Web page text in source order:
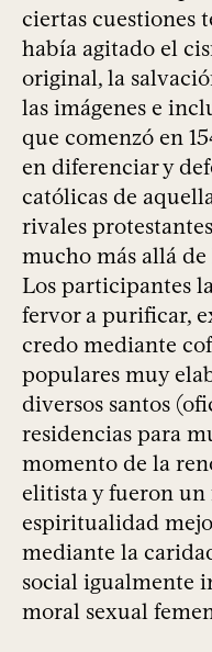
ciertas cuestiones
había agitado el
original, la
las imágenes e
que comenzó en
en diferenciar y
católicas de
rivales
mucho más allá
Los participantes
fervor a purificar,
credo mediante
populares muy
diversos santos
residencias para
momento de la
elitista y fueron
espiritualidad
mediante la
social igualmente
moral sexual